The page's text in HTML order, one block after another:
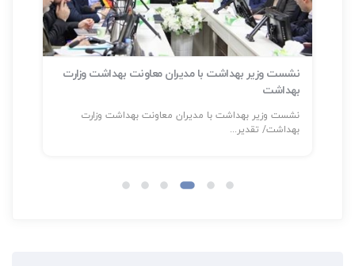
نشست وزیر بهداشت با مدیران معاونت بهداشت وزارت
بهداشت
نشست وزیر بهداشت با مدیران معاونت بهداشت وزارت
بهداشت/ تقدیر...